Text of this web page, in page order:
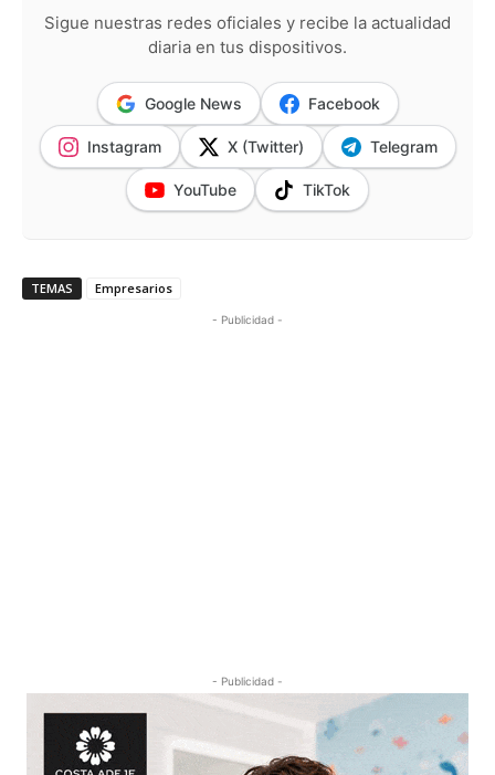
Sigue nuestras redes oficiales y recibe la actualidad
diaria en tus dispositivos.
Google News Facebook
Instagram X (Twitter) Telegram
YouTube TikTok
TEMAS Empresarios
- Publicidad -
- Publicidad -